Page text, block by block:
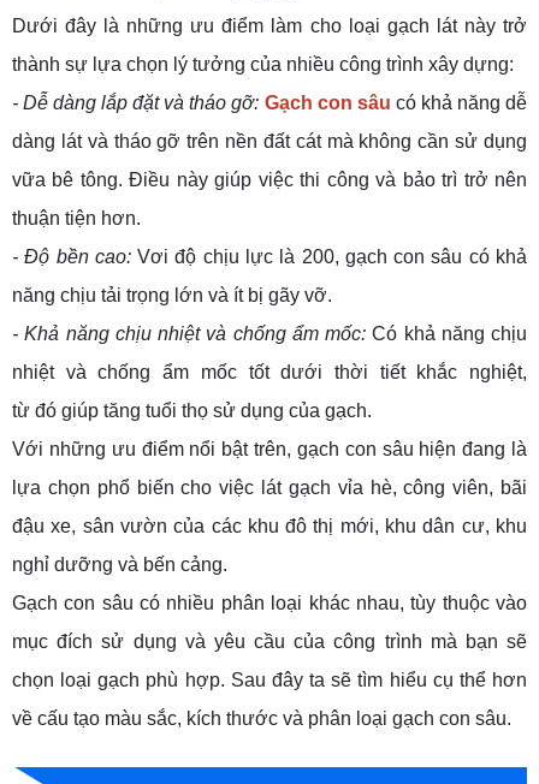
Dưới đây là những ưu điểm làm cho loại gạch lát này trở
thành sự lựa chọn lý tưởng của nhiều công trình xây dựng:
- Dễ dàng lắp đặt và tháo gỡ: Gạch con sâu có khả năng dễ
dàng lát và tháo gỡ trên nền đất cát mà không cần sử dụng
vữa bê tông. Điều này giúp việc thi công và bảo trì trở nên
thuận tiện hơn.
- Độ bền cao:Vơi độ chịu lực là 200, gạch con sâu có khả
năng chịu tải trọng lớn và ít bị gãy vỡ.
- Khả năng chịu nhiệt và chống ẩm mốc:Có khả năng chịu
nhiệt và chống ẩm mốc tốt dưới thời tiết khắc nghiệt,
từ đó giúp tăng tuổi thọ sử dụng của gạch.
Với những ưu điểm nổi bật trên, gạch con sâu hiện đang là
lựa chọn phổ biến cho việc lát gạch vỉa hè, công viên, bãi
đậu xe, sân vườn của các khu đô thị mới, khu dân cư, khu
nghỉ dưỡng và bến cảng.
Gạch con sâu có nhiều phân loại khác nhau, tùy thuộc vào
mục đích sử dụng và yêu cầu của công trình mà bạn sẽ
chọn loại gạch phù hợp. Sau đây ta sẽ tìm hiểu cụ thể hơn
về cấu tạo màu sắc, kích thước và phân loại gạch con sâu.